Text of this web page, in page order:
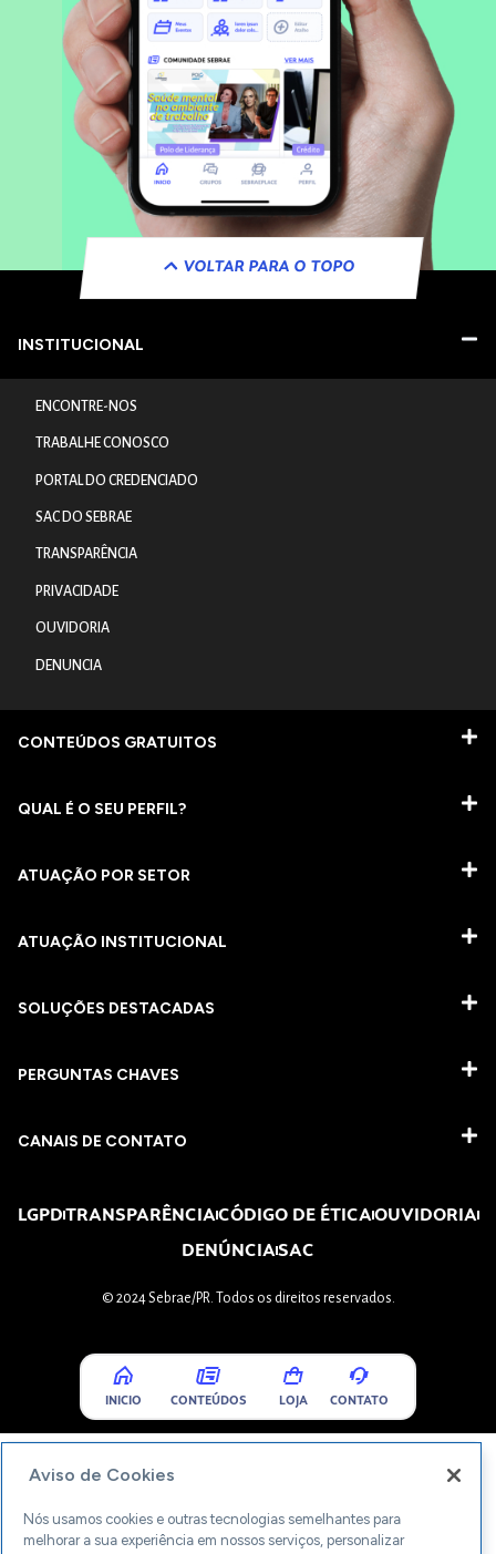
VOLTAR PARA O TOPO
INSTITUCIONAL
ENCONTRE-NOS
TRABALHE CONOSCO
PORTAL DO CREDENCIADO
SAC DO SEBRAE
TRANSPARÊNCIA
PRIVACIDADE
OUVIDORIA
DENUNCIA
CONTEÚDOS GRATUITOS
QUAL É O SEU PERFIL?
ATUAÇÃO POR SETOR
ATUAÇÃO INSTITUCIONAL
SOLUÇÕES DESTACADAS
PERGUNTAS CHAVES​
CANAIS DE CONTATO
LGPDTRANSPARÊNCIACÓDIGO DE ÉTICAOUVIDORIA
DENÚNCIASAC
© 2024 Sebrae/PR. Todos os direitos reservados.
INICIO CONTEÚDOS LOJA CONTATO
Aviso de Cookies
Nós usamos cookies e outras tecnologias semelhantes para
melhorar a sua experiência em nossos serviços, personalizar